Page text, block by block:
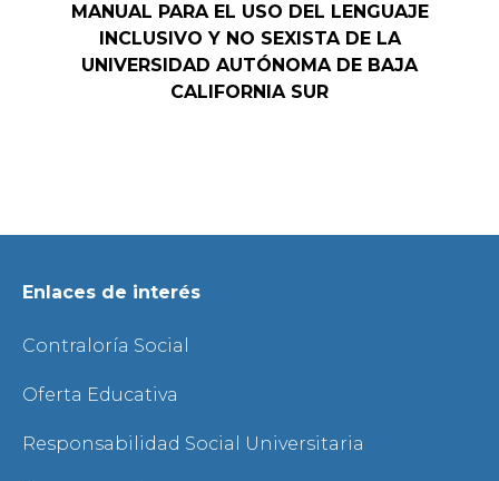
MANUAL PARA EL USO DEL LENGUAJE
INCLUSIVO Y NO SEXISTA DE LA
UNIVERSIDAD AUTÓNOMA DE BAJA
CALIFORNIA SUR
Enlaces de interés
Contraloría Social
Oferta Educativa
Responsabilidad Social Universitaria